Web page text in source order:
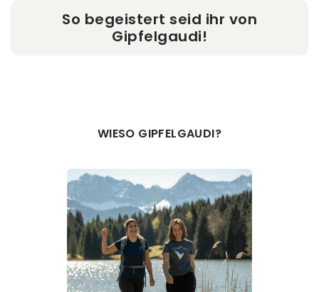
So begeistert seid ihr von
Gipfelgaudi!
WIESO GIPFELGAUDI?